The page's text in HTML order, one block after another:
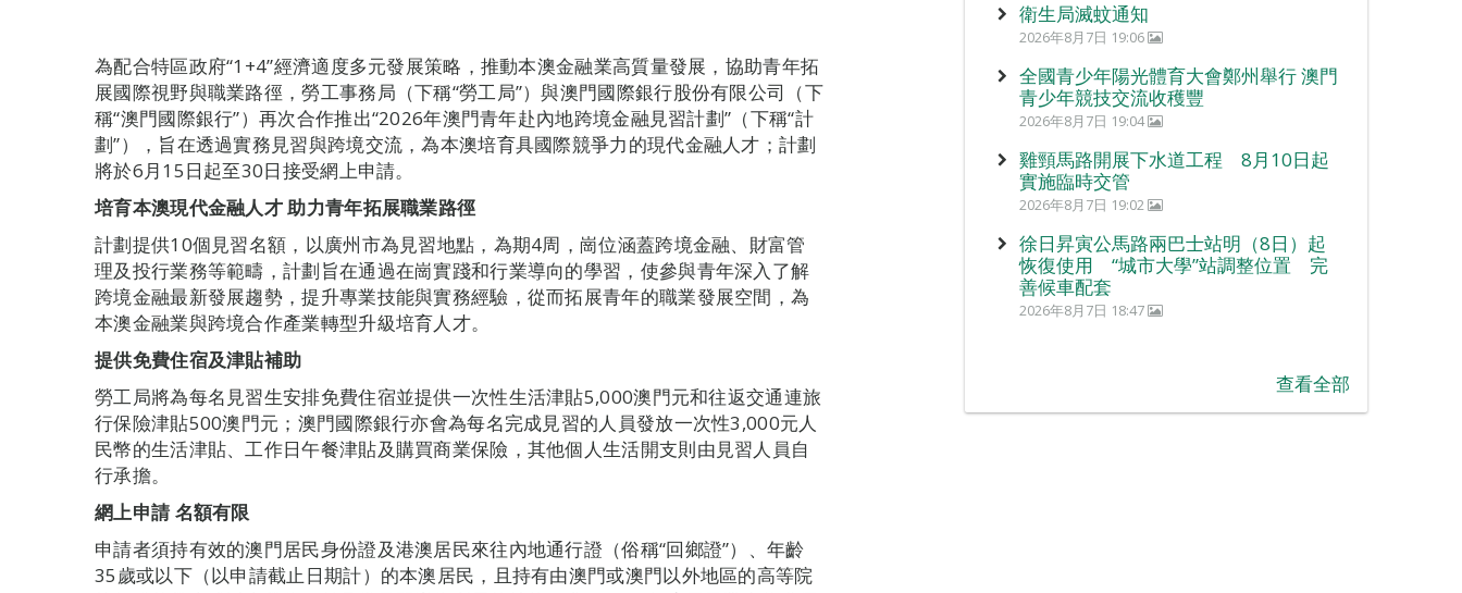
為配合特區政府“1+4”經濟適度多元發展策略，推動本澳金融業高質量發展，協助青年拓
展國際視野與職業路徑，勞工事務局（下稱“勞工局”）與澳門國際銀行股份有限公司（下
稱“澳門國際銀行”）再次合作推出“2026年澳門青年赴內地跨境金融見習計劃”（下稱“計
劃”），旨在透過實務見習與跨境交流，為本澳培育具國際競爭力的現代金融人才；計劃
將於6月15日起至30日接受網上申請。
培育本澳現代金融人才 助力青年拓展職業路徑
計劃提供10個見習名額，以廣州市為見習地點，為期4周，崗位涵蓋跨境金融、財富管
理及投行業務等範疇，計劃旨在通過在崗實踐和行業導向的學習，使參與青年深入了解
跨境金融最新發展趨勢，提升專業技能與實務經驗，從而拓展青年的職業發展空間，為
本澳金融業與跨境合作產業轉型升級培育人才。
提供免費住宿及津貼補助
勞工局將為每名見習生安排免費住宿並提供一次性生活津貼5,000澳門元和往返交通連旅
行保險津貼500澳門元；澳門國際銀行亦會為每名完成見習的人員發放一次性3,000元人
民幣的生活津貼、工作日午餐津貼及購買商業保險，其他個人生活開支則由見習人員自
行承擔。
網上申請 名額有限
申請者須持有效的澳門居民身份證及港澳居民來往內地通行證（俗稱“回鄉證”）、年齡
35歲或以下（以申請截止日期計）的本澳居民，且持有由澳門或澳門以外地區的高等院
衛生局滅蚊通知
2026年8月7日 19:06
全國青少年陽光體育大會鄭州舉行 澳門
青少年競技交流收穫豐
2026年8月7日 19:04
雞頸馬路開展下水道工程 8月10日起
實施臨時交管
2026年8月7日 19:02
徐日昇寅公馬路兩巴士站明（8日）起
恢復使用 “城市大學”站調整位置 完
善候車配套
2026年8月7日 18:47
查看全部